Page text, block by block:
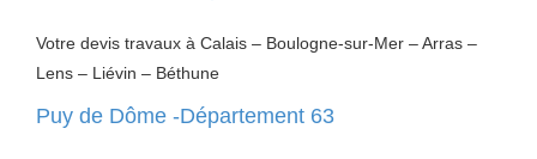
Votre devis travaux à Calais – Boulogne-sur-Mer – Arras –
Lens – Liévin – Béthune
Puy de Dôme -Département 63